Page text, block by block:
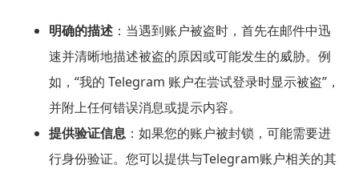
明确的描述：当遇到账户被盗时，首先在邮件中迅
速并清晰地描述被盗的原因或可能发生的威胁。例
如，“我的 Telegram 账户在尝试登录时显示被盗”，
并附上任何错误消息或提示内容。
提供验证信息：如果您的账户被封锁，可能需要进
行身份验证。您可以提供与Telegram账户相关的其